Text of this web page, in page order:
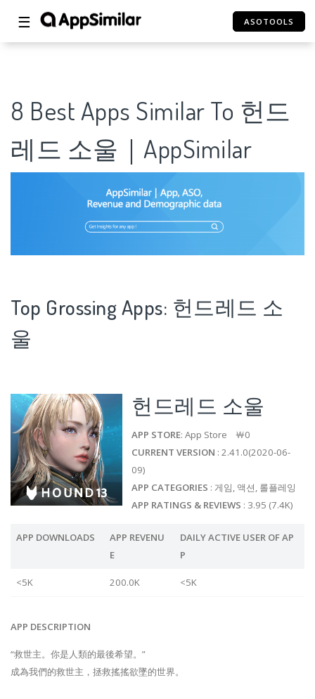
☰ ASOTOOLS
8 Best Apps Similar To 헌드
레드 소울｜AppSimilar
Top Grossing Apps: 헌드레드 소
울
헌드레드 소울
APP STORE: App Store ￦0
CURRENT VERSION : 2.41.0(2020-06-
09)
APP CATEGORIES : 게임, 액션, 롤플레잉
APP RATINGS & REVIEWS : 3.95 (7.4K)
APP DOWNLOADS
APP REVENU
E
DAILY ACTIVE USER OF AP
P
<5K 200.0K <5K
APP DESCRIPTION
“救世主。你是人類的最後希望。”
成為我們的救世主，拯救搖搖欲墜的世界。